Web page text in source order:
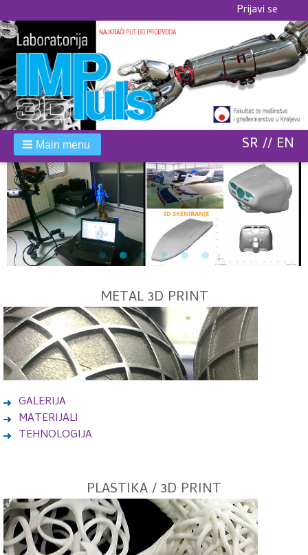
Korisnički
meni
Prijavi se
Main menu SR EN
METAL 3D PRINT
GALERIJA
MATERIJALI
TEHNOLOGIJA
PLASTIKA / 3D PRINT